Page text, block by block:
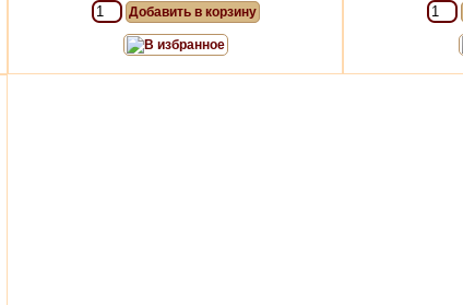
Добавить в корзину
В избранное